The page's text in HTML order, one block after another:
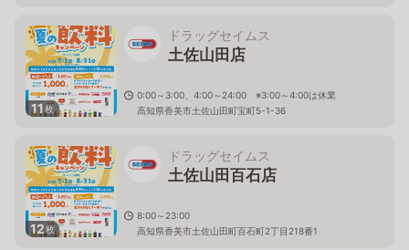
11枚
ドラッグセイムス
土佐山田店
0:00～3:00、4:00～24:00 ※3:00～4:00は休業
高知県香美市土佐山田町宝町5-1-36
12枚
ドラッグセイムス
土佐山田百石店
8:00～23:00
高知県香美市土佐山田町百石町2丁目218番1